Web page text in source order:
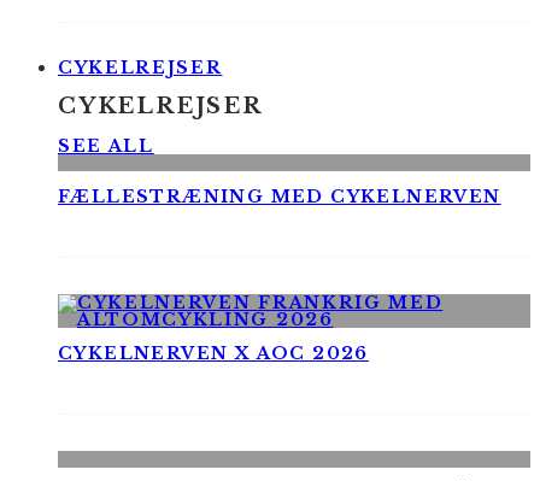
CYKELREJSER
CYKELREJSER
SEE ALL
FÆLLESTRÆNING MED CYKELNERVEN
CYKELNERVEN X AOC 2026